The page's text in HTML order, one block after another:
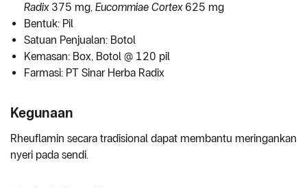
Radix375 mg, Eucommiae Cortex625 mg
Bentuk: Pil
Satuan Penjualan: Botol
Kemasan: Box, Botol @ 120 pil
Farmasi: PT Sinar Herba Radix
Kegunaan
Rheuflamin secara tradisional dapat membantu meringankan
nyeri pada sendi.